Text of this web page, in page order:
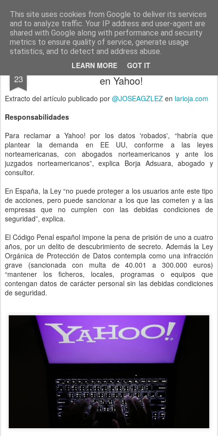
This site uses cookies from Google to deliver its services
and to analyze traffic. Your IP address and user-agent are
shared with Google along with performance and security
metrics to ensure quality of service, generate usage
statistics, and to detect and address abuse.
LEARN MORE GOT IT
menos tecnología y más pedagogía conceptos y reflexiones sobre la sociedad de la información
Pages
23
Responsabilidades por el robo de datos
en Yahoo!
Extracto del artículo publicado por @JOSEAGZLEZ en larioja.com
Responsabilidades
Para reclamar a Yahoo! por los datos 'robados', “habría que
plantear la demanda en EE UU, conforme a las leyes
norteamericanas, con abogados norteamericanos y ante los
juzgados norteamericanos”, explica Borja Adsuara, abogado y
consultor.
En España, la Ley “no puede proteger a los usuarios ante este tipo
de acciones, pero puede sancionar a los que las cometen y a las
empresas que no cumplen con las debidas condiciones de
seguridad”, explica.
El Código Penal español impone la pena de prisión de uno a cuatro
años, por un delito de descubrimiento de secreto. Además la Ley
Orgánica de Protección de Datos contempla como una infracción
grave (sancionada con multa de 40.001 a 300.000 euros)
“mantener los ficheros, locales, programas o equipos que
contengan datos de carácter personal sin las debidas condiciones
de seguridad.